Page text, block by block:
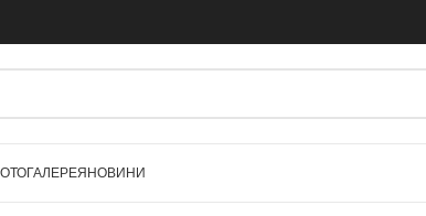
НОВИНИ